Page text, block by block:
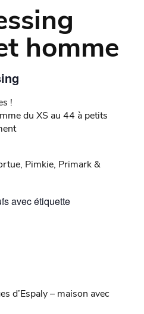
homme
!
du XS au 44 à petits
Pimkie, Primark &
avec étiquette
d’Espaly – maison avec